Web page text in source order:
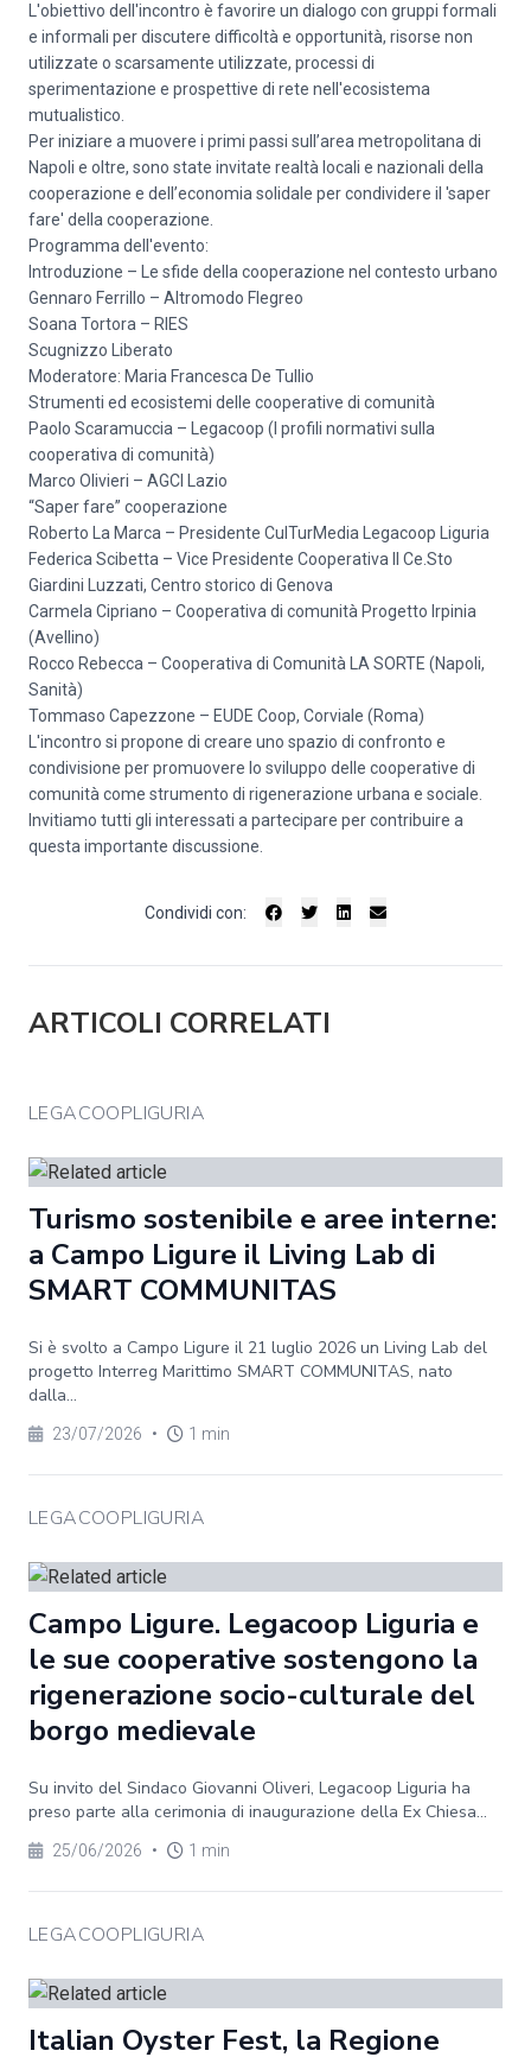
L'obiettivo dell'incontro è favorire un dialogo con gruppi formali
e informali per discutere difficoltà e opportunità, risorse non
utilizzate o scarsamente utilizzate, processi di
sperimentazione e prospettive di rete nell'ecosistema
mutualistico.
Per iniziare a muovere i primi passi sull’area metropolitana di
Napoli e oltre, sono state invitate realtà locali e nazionali della
cooperazione e dell’economia solidale per condividere il 'saper
fare' della cooperazione.
Programma dell'evento:
Introduzione – Le sfide della cooperazione nel contesto urbano
Gennaro Ferrillo – Altromodo Flegreo
Soana Tortora – RIES
Scugnizzo Liberato
Moderatore: Maria Francesca De Tullio
Strumenti ed ecosistemi delle cooperative di comunità
Paolo Scaramuccia – Legacoop (I profili normativi sulla
cooperativa di comunità)
Marco Olivieri – AGCI Lazio
“Saper fare” cooperazione
Roberto La Marca – Presidente CulTurMedia Legacoop Liguria
Federica Scibetta – Vice Presidente Cooperativa Il Ce.Sto
Giardini Luzzati, Centro storico di Genova
Carmela Cipriano – Cooperativa di comunità Progetto Irpinia
(Avellino)
Rocco Rebecca – Cooperativa di Comunità LA SORTE (Napoli,
Sanità)
Tommaso Capezzone – EUDE Coop, Corviale (Roma)
L'incontro si propone di creare uno spazio di confronto e
condivisione per promuovere lo sviluppo delle cooperative di
comunità come strumento di rigenerazione urbana e sociale.
Invitiamo tutti gli interessati a partecipare per contribuire a
questa importante discussione.
Condividi con:
ARTICOLI CORRELATI
LEGACOOPLIGURIA
Turismo sostenibile e aree interne:
a Campo Ligure il Living Lab di
SMART COMMUNITAS
Si è svolto a Campo Ligure il 21 luglio 2026 un Living Lab del
progetto Interreg Marittimo SMART COMMUNITAS, nato
dalla...
23/07/2026 • 1 min
LEGACOOPLIGURIA
Campo Ligure. Legacoop Liguria e
le sue cooperative sostengono la
rigenerazione socio-culturale del
borgo medievale
Su invito del Sindaco Giovanni Oliveri, Legacoop Liguria ha
preso parte alla cerimonia di inaugurazione della Ex Chiesa...
25/06/2026 • 1 min
LEGACOOPLIGURIA
Italian Oyster Fest, la Regione